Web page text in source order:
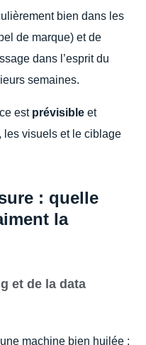
bien dans les
de marque) et de
dans l’esprit du
semaines.
est prévisible et
les visuels et le ciblage
: quelle
la
et de la data
machine bien huilée :